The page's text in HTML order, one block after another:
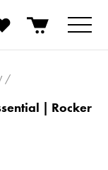
| Rocker